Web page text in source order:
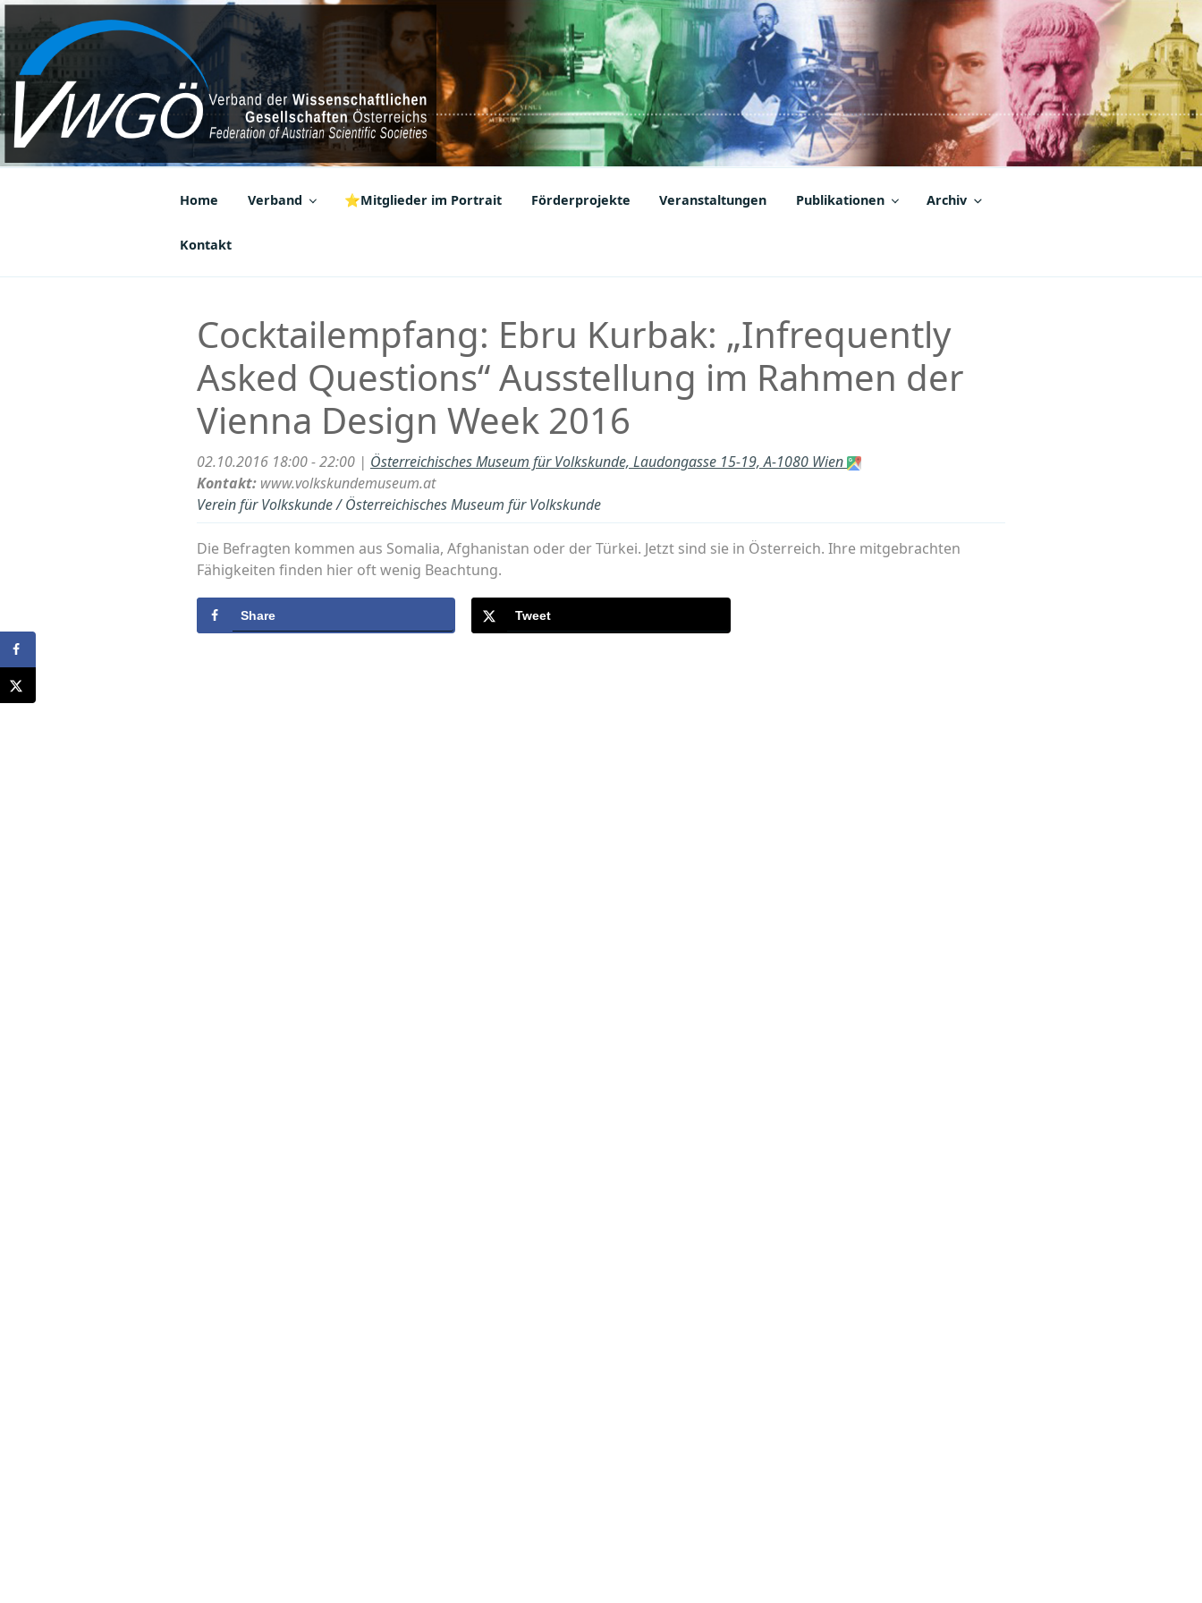
Zum
Inhalt
springen
VWGÖ
Federation of Austrian Scientific Societies
Home Verband ⭐Mitglieder im Portrait Förderprojekte Veranstaltungen Publikationen Archiv
Kontakt
Cocktailempfang: Ebru Kurbak: „Infrequently
Asked Questions“ Ausstellung im Rahmen der
Vienna Design Week 2016
02.10.2016 18:00 - 22:00 | Österreichisches Museum für Volkskunde, Laudongasse 15-19, A-1080 Wien
Kontakt: www.volkskundemuseum.at
Verein für Volkskunde / Österreichisches Museum für Volkskunde
Die Befragten kommen aus Somalia, Afghanistan oder der Türkei. Jetzt sind sie in Österreich. Ihre mitgebrachten
Fähigkeiten finden hier oft wenig Beachtung.
Share Tweet